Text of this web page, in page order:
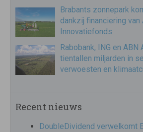
Brabants zonnepark
dankzij financiering van
Innovatiefonds
Rabobank, ING en ABN
tientallen miljarden in
verwoesten en
Recent nieuws
DoubleDividend verwelkomt